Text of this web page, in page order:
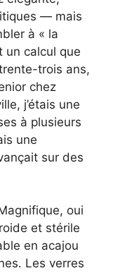
— mais
à « la
un calcul que
trois ans,
chez
j’étais une
à plusieurs
une
sur des
oui
et stérile
en acajou
Les verres